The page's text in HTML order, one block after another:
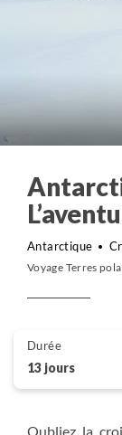
Antarctique
Voyage Terres
Oubliez la
Durée
13 jours